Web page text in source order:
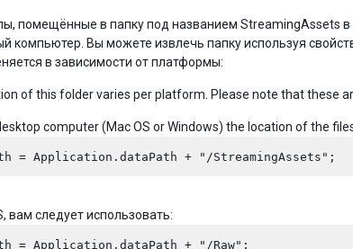
помещённые в папку под названием StreamingAssets
компьютер. Вы можете извлечь папку используя
в зависимости от платформы:
of this folder varies per platform. Please note that these
computer (Mac OS or Windows) the location of the
вам следует использовать: